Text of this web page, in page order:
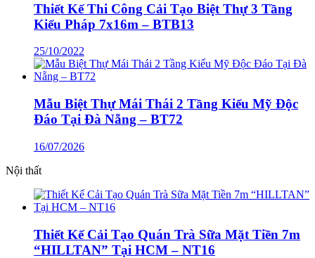
Thiết Kế Thi Công Cải Tạo Biệt Thự 3 Tầng
Kiểu Pháp 7x16m – BTB13
25/10/2022
Mẫu Biệt Thự Mái Thái 2 Tầng Kiểu Mỹ Độc
Đáo Tại Đà Nẵng – BT72
16/07/2026
Nội thất
Thiết Kế Cải Tạo Quán Trà Sữa Mặt Tiền 7m
“HILLTAN” Tại HCM – NT16